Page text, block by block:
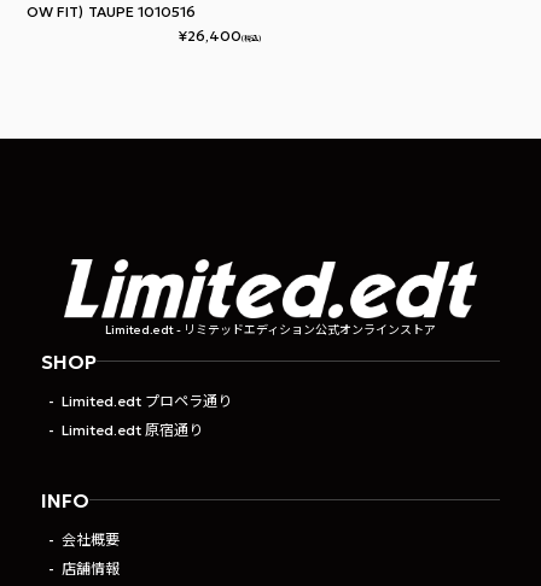
OW FIT) TAUPE 1010516
¥26,400(税込)
Limited.edt - リミテッドエディション公式オンラインストア
SHOP
Limited.edt プロペラ通り
Limited.edt 原宿通り
INFO
会社概要
店舗情報